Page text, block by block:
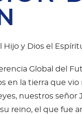
Hijo y Dios el
Global del
en la tierra que vio
nuestros señor
reino, el que fue